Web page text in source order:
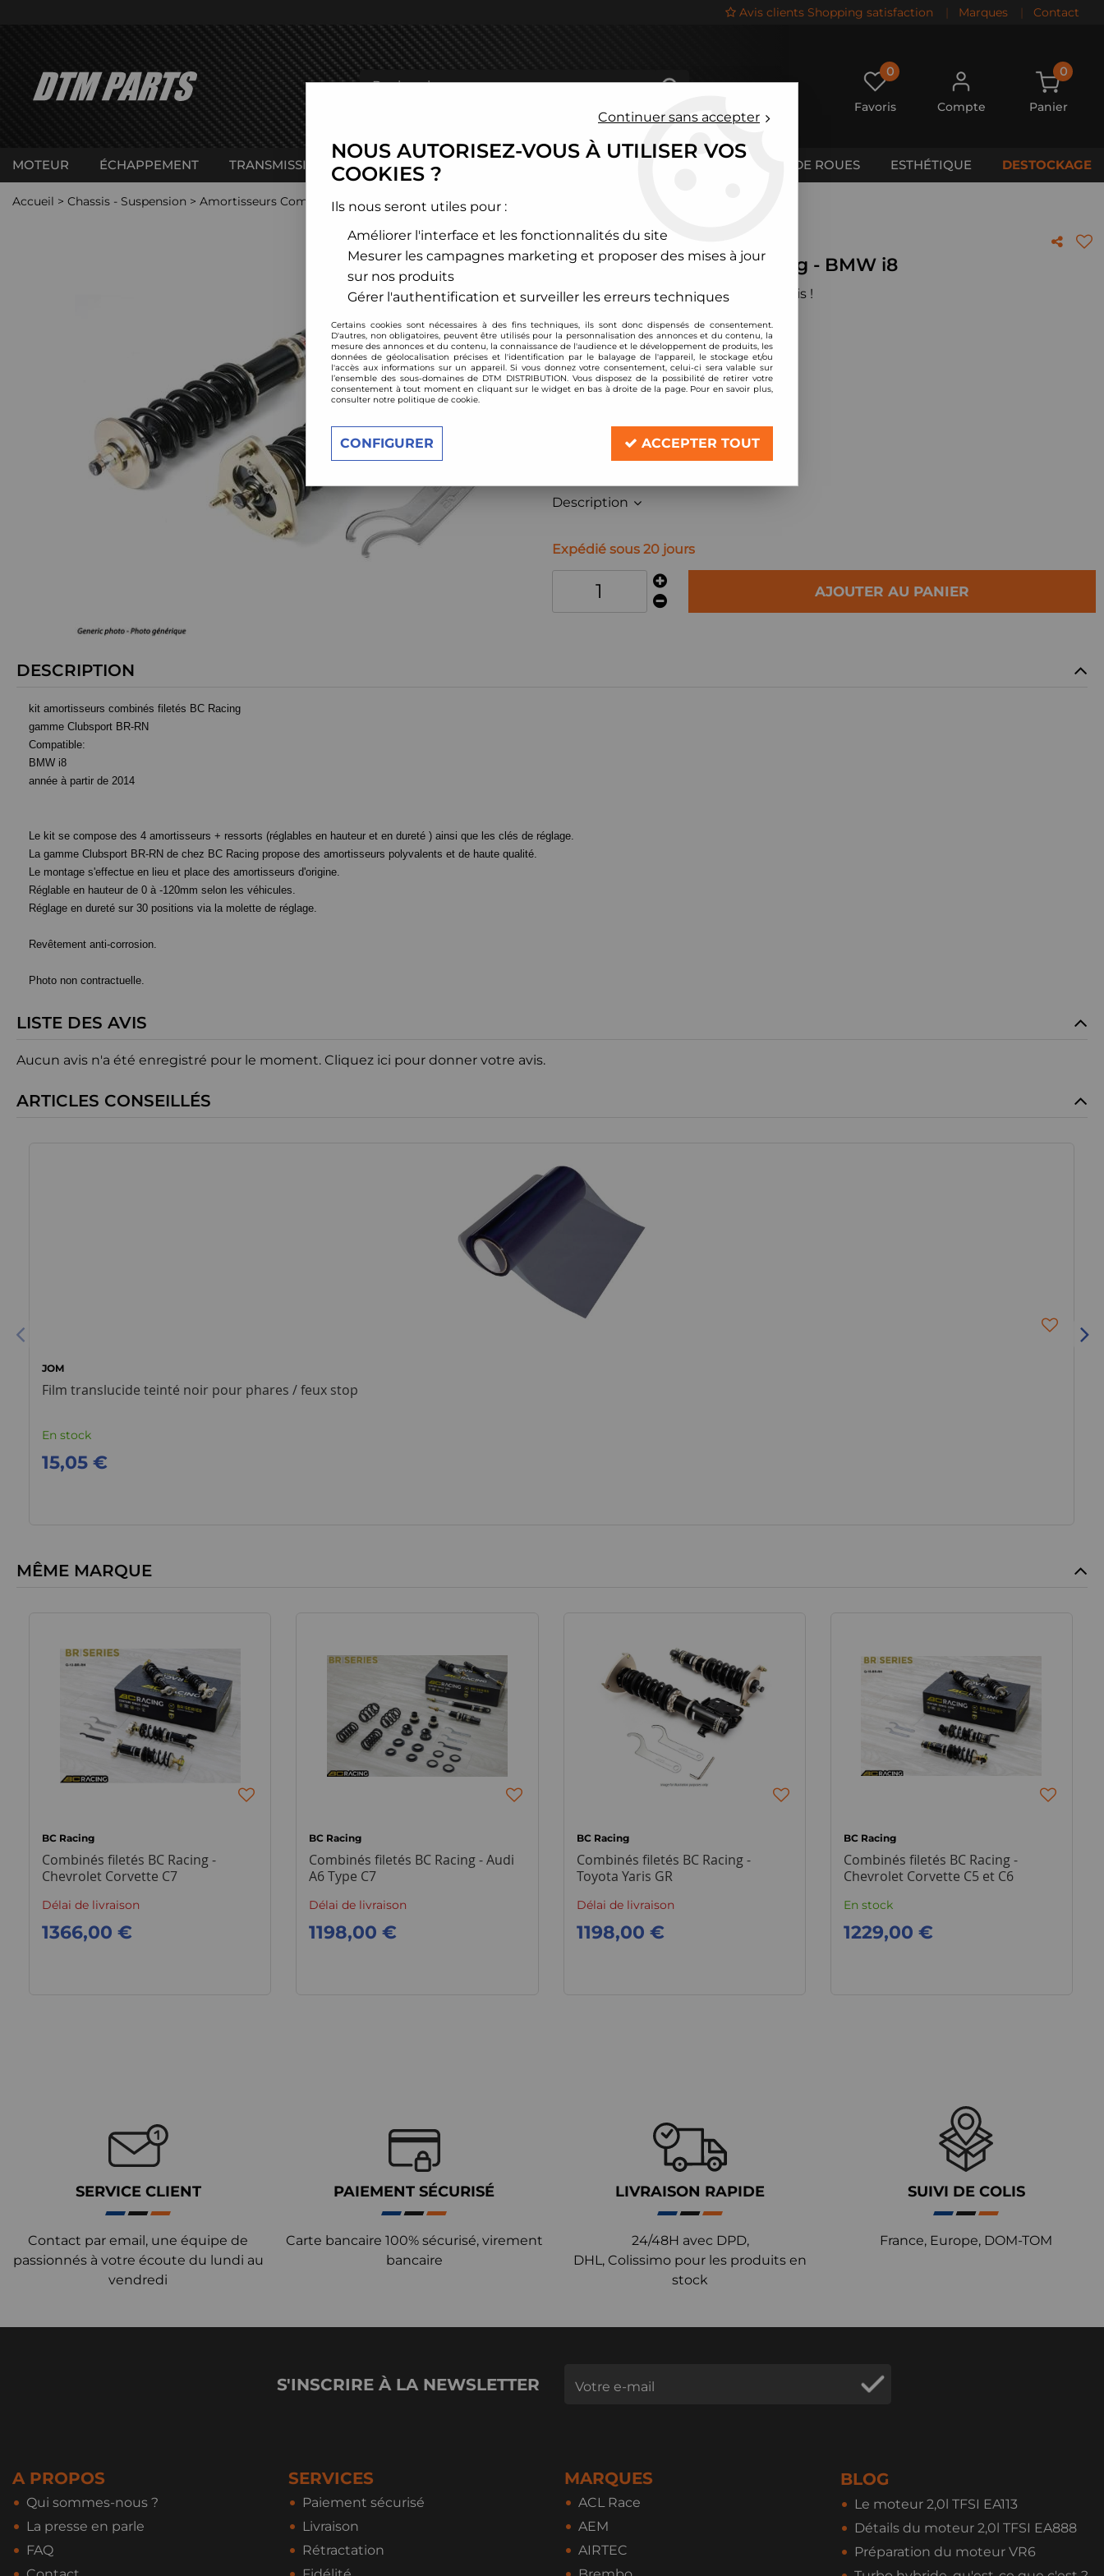
Avis clients Shopping satisfaction | Marques | Contact
0
Favoris Compte
0
Panier
MOTEUR ÉCHAPPEMENT TRANSMISSION CHÂSSIS CALES DE ROUES ESTHÉTIQUE DESTOCKAGE
Accueil > Chassis - Suspension > Amortisseurs Combinés filetés >BMW > i8 >Combinés filetés BC Racing - BMW i8
BC Racing
Combinés filetés BC Racing - BMW i8
Soyez le premier à donner votre avis !
1858,00 €TTC
Réf. :BR-RN-I-94
kit amortisseurs combinés filetés BC Racing
Description
Expédié sous 20 jours
AJOUTER AU PANIER
DESCRIPTION
kit amortisseurs combinés filetés BC Racing
gamme Clubsport BR-RN
Compatible:
BMW i8
année à partir de 2014
Le kit se compose des 4 amortisseurs + ressorts (réglables en hauteur et en dureté ) ainsi que les clés de réglage.
La gamme Clubsport BR-RN de chez BC Racing propose des amortisseurs polyvalents et de haute qualité.
Le montage s'effectue en lieu et place des amortisseurs d'origine.
Réglable en hauteur de 0 à -120mm selon les véhicules.
Réglage en dureté sur 30 positions via la molette de réglage.
Revêtement anti-corrosion.
Photo non contractuelle.
LISTE DES AVIS
Aucun avis n'a été enregistré pour le moment. Cliquez ici pour donner votre avis.
ARTICLES CONSEILLÉS
JOM
Film translucide teinté noir pour phares / feux stop
En stock
15,05 €
MÊME MARQUE
BC Racing
Combinés filetés BC Racing -
Chevrolet Corvette C7
Délai de livraison
1366,00 €
BC Racing
Combinés filetés BC Racing - Audi
A6 Type C7
Délai de livraison
1198,00 €
BC Racing
Combinés filetés BC Racing -
Toyota Yaris GR
Délai de livraison
1198,00 €
BC Racing
Combinés filetés BC Racing -
Chevrolet Corvette C5 et C6
En stock
1229,00 €
SERVICE CLIENT
Contact par email, une équipe de
passionnés à votre écoute du lundi au
vendredi
PAIEMENT SÉCURISÉ
Carte bancaire 100% sécurisé, virement
bancaire
LIVRAISON RAPIDE
24/48H avec DPD,
DHL, Colissimo pour les produits en
stock
SUIVI DE COLIS
France, Europe, DOM-TOM
S'INSCRIRE À LA NEWSLETTER
A PROPOS
Qui sommes-nous ?
La presse en parle
FAQ
SERVICES
Paiement sécurisé
Livraison
Rétractation
MARQUES
ACL Race
AEM
AIRTEC
BLOG
Le moteur 2,0l TFSI EA113
Détails du moteur 2,0l TFSI EA888
Préparation du moteur VR6
Continuer sans accepter
NOUS AUTORISEZ-VOUS À UTILISER VOS
COOKIES ?
Ils nous seront utiles pour :
Améliorer l'interface et les fonctionnalités du site
Mesurer les campagnes marketing et proposer des mises à jour
sur nos produits
Gérer l'authentification et surveiller les erreurs techniques
Certains cookies sont nécessaires à des fins techniques, ils sont donc dispensés de consentement.
D'autres, non obligatoires, peuvent être utilisés pour la personnalisation des annonces et du contenu, la
mesure des annonces et du contenu, la connaissance de l'audience et le développement de produits, les
données de géolocalisation précises et l'identification par le balayage de l'appareil, le stockage et/ou
l'accès aux informations sur un appareil. Si vous donnez votre consentement, celui-ci sera valable sur
l’ensemble des sous-domaines de DTM DISTRIBUTION. Vous disposez de la possibilité de retirer votre
consentement à tout moment en cliquant sur le widget en bas à droite de la page. Pour en savoir plus,
consulter notre politique de cookie.
CONFIGURER ACCEPTER TOUT